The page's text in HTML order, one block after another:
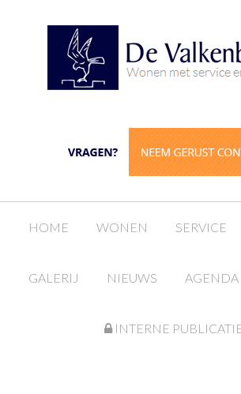
HOME WONEN SERVICE
GALERIJ NIEUWS AGENDA
INTERNE